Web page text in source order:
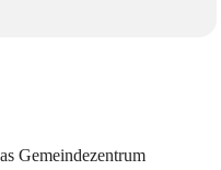
Gemeindezentrum